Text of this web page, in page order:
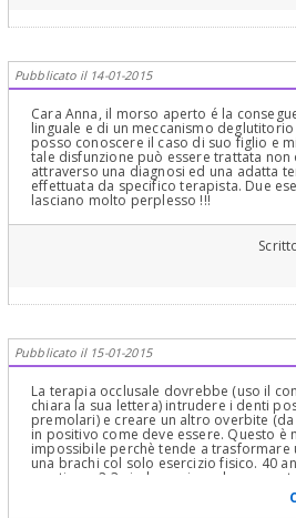
Pubblicato il 14-01-2015
Cara Anna, il morso aperto é la
linguale e di un meccanismo
posso conoscere il caso di suo figlio e
tale disfunzione può essere trattata
attraverso una diagnosi ed una adatta
effettuata da specifico terapista. Due
lasciano molto perplesso !!!
Pubblicato il 15-01-2015
La terapia occlusale dovrebbe (uso il
chiara la sua lettera) intrudere i denti
premolari) e creare un altro overbite
in positivo come deve essere. Questo è
impossibile perchè tende a
una brachi col solo esercizio fisico. 40
masticare 2-3 cicche assieme
risultati assai scarsi. Ci mandi le
meglio definire la diagnosi e ci dica